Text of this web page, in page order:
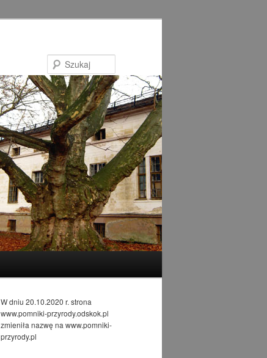
W dniu 20.10.2020 r. strona
www.pomniki-przyrody.odskok.pl
zmieniła nazwę na www.pomniki-
przyrody.pl